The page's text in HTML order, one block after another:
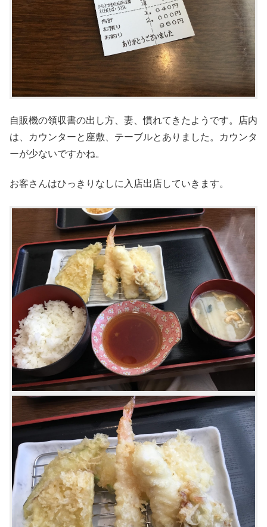
自販機の領収書の出し方、妻、慣れてきたようです。店内
は、カウンターと座敷、テーブルとありました。カウンタ
ーが少ないですかね。
お客さんはひっきりなしに入店出店していきます。